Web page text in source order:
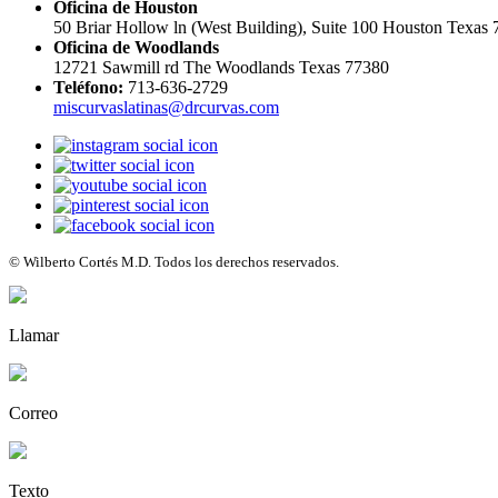
Oficina de Houston
50 Briar Hollow ln (West Building), Suite 100 Houston Texas
Oficina de Woodlands
12721 Sawmill rd The Woodlands Texas 77380
Teléfono: 713-636-2729
miscurvaslatinas@drcurvas.com
© Wilberto Cortés M.D. Todos los derechos reservados.
Llamar
Correo
Texto